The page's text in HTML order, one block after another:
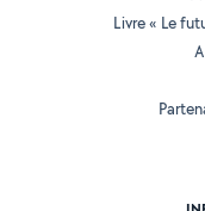
Livre « Le